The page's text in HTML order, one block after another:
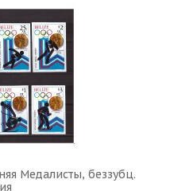
Медалисты, беззубц.